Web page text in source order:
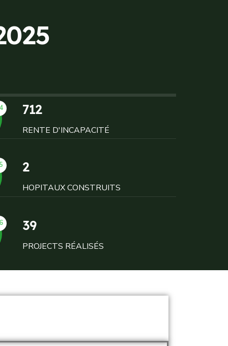
025
712
RENTE D'INCAPACITÉ
2
HOPITAUX CONSTRUITS
39
PROJECTS RÉALISÉS